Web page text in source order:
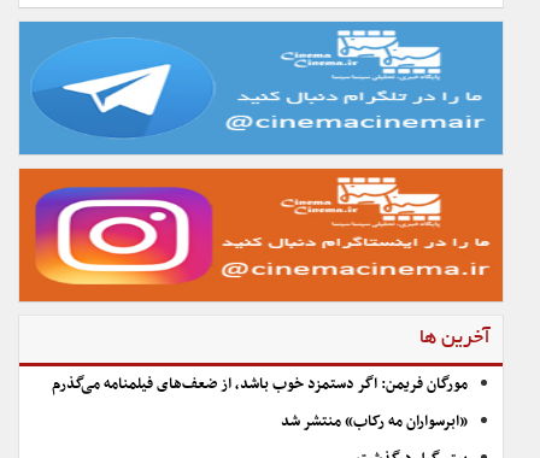
آخرین ها
مورگان فریمن: اگر دستمزد خوب باشد، از ضعف‌های فیلمنامه می‌گذرم
«ابرسواران مه رکاب» منتشر شد